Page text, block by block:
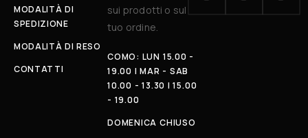
MODALITÀ DI
SPEDIZIONE
MODALITÀ DI RESO
CONTATTI
sui prodotti o sul
tuo ordine.
COMO: LUN 15.00 -
19.00 | MAR - SAB
10.00 - 13.30 | 15.00
- 19.00
DOMENICA CHIUSO